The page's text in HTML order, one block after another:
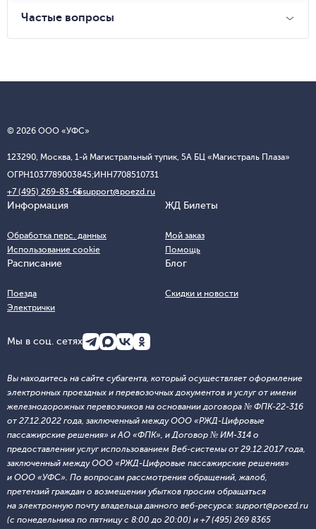
Частые вопросы
© 2026 ООО «УФС»
123290, Москва, 1-й Магистральный тупик, 5А БЦ «Магистраль Плаза»
ОГРН1037789003845;ИНН7708510731
+7 (495) 269-83-65support@poezd.ru
Информация
Обработка перс. данных
Использование cookie
ЖД Билеты
Мой заказ
Помощь
Расписание
Поезда
Электрички
Блог
Скидки и новости
Мы в соц. сетях
Вы находитесь на сайте субагента, который осуществляет оформление
электронных проездных и перевозочных документов и услуг от имени
железнодорожных перевозчиков на основании договора № ФПК-22-316
от 27.12.2022 года, заключенный между ООО «РЖД-Цифровые
пассажирские решения» и АО «ФПК», и Договор № ИМ-314 о
предоставлении услуг использованием Веб-системы от 29.12.2017 года,
заключенный между ООО «РЖД-Цифровые пассажирские решения»
и ООО «УФС». По вопросам рассмотрения обращений, жалоб,
претензий граждан о возмещении убытков просим обращаться
на электронную почту владельца данного веб-ресурса: support@poezd.ru
(с понедельника по пятницу с 8:00 до 20:00) и +7 (495) 269 8365